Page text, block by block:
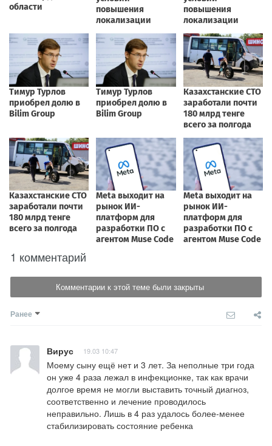
1 комментарий
Комментарии к этой теме были закрыты
Ранее
Вирус 19.03 10:47
Моему сыну ещё нет и 3 лет. За неполные три года
он уже 4 раза лежал в инфекционке, так как врачи
долгое время не могли выставить точный диагноз,
соответственно и лечение проводилось
неправильно. Лишь в 4 раз удалось более-менее
стабилизировать состояние ребенка